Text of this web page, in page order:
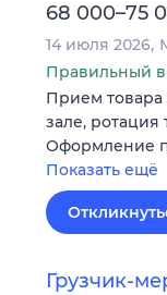
68 000–75
14 июля 2026
Правильный
Прием товара
зале, ротация
Оформление
Показать ещё
Грузчик-